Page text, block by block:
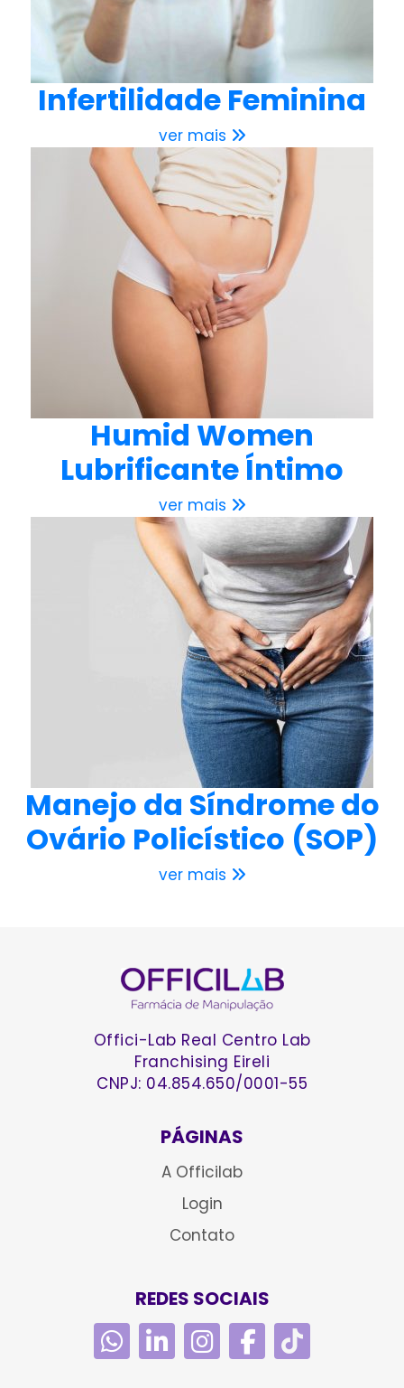
Infertilidade Feminina
ver mais
Humid Women
Lubrificante Íntimo
ver mais
Manejo da Síndrome do
Ovário Policístico (SOP)
ver mais
Offici-Lab Real Centro Lab
Franchising Eireli
CNPJ: 04.854.650/0001-55
PÁGINAS
A Officilab
Login
Contato
REDES SOCIAIS